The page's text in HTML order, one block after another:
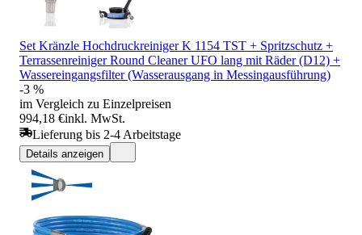
Set Kränzle Hochdruckreiniger K 1154 TST + Spritzschutz +
Terrassenreiniger Round Cleaner UFO lang mit Räder (D12) +
Wassereingangsfilter (Wasserausgang in Messingausführung)
-3 %
im Vergleich zu Einzelpreisen
994,18 €inkl. MwSt.
Lieferung bis 2-4 Arbeitstage
Details anzeigen